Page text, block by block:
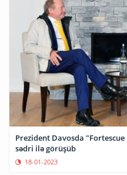
Prezident Davosda
sədri ilə görüşüb
18-01-2023